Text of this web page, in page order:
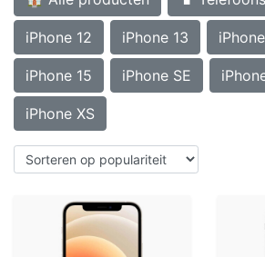
iPhone 12 iPhone 13
iPhone 15 iPhone SE
iPhone XS